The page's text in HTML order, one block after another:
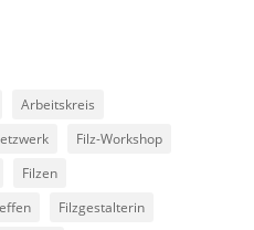
Arbeitskreis
Filz-Workshop
Filzen
Filzgestalterin